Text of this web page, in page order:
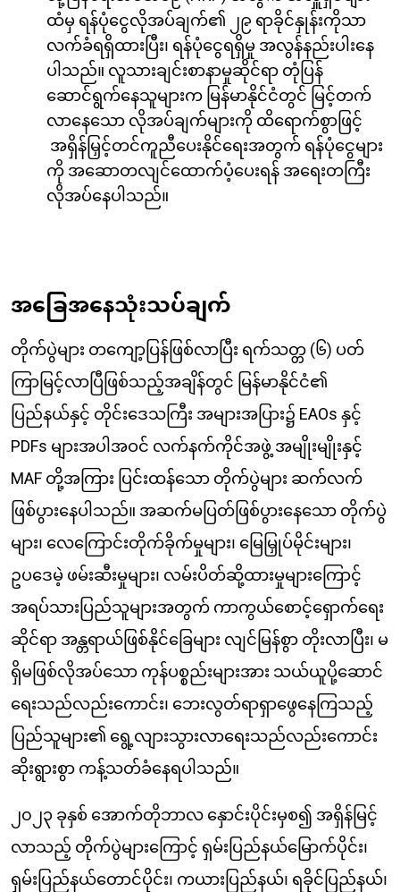
ထံမှ ရန်ပုံငွေလိုအပ်ချက်၏ ၂၉ ရာခိုင်နှုန်းကိုသာ
လက်ခံရရှိထားပြီး၊ ရန်ပုံငွေရရှိမှု အလွန်နည်းပါးနေ
ပါသည်။ လူသားချင်းစာနာမှုဆိုင်ရာ တုံပြန်
ဆောင်ရွက်နေသူများက မြန်မာနိုင်ငံတွင် မြင့်တက်
လာနေသော လိုအပ်ချက်များကို ထိရောက်စွာဖြင့်
အရှိန်မြှင့်တင်ကူညီပေးနိုင်ရေးအတွက် ရန်ပုံငွေများ
ကို အဆောတလျင်ထောက်ပံ့ပေးရန် အရေးတကြီး
လိုအပ်နေပါသည်။
အခြေအနေသုံးသပ်ချက်
တိုက်ပွဲများ တကျော့ပြန်ဖြစ်လာပြီး ရက်သတ္တ (၆) ပတ်
ကြာမြင့်လာပြီဖြစ်သည့်အချိန်တွင် မြန်မာနိုင်ငံ၏
ပြည်နယ်နှင့် တိုင်းဒေသကြီး အများအပြား၌ EAOs နှင့်
PDFs များအပါအဝင် လက်နက်ကိုင်အဖွဲ့ အမျိုးမျိုးနှင့်
MAF တို့အကြား ပြင်းထန်သော တိုက်ပွဲများ ဆက်လက်
ဖြစ်ပွားနေပါသည်။ အဆက်မပြတ်ဖြစ်ပွားနေသော တိုက်ပွဲ
များ၊ လေကြောင်းတိုက်ခိုက်မှုများ၊ မြေမြှုပ်မိုင်းများ၊
ဥပဒေမဲ့ ဖမ်းဆီးမှုများ၊ လမ်းပိတ်ဆို့ထားမှုများကြောင့်
အရပ်သားပြည်သူများအတွက် ကာကွယ်စောင့်ရှောက်ရေး
ဆိုင်ရာ အန္တရာယ်ဖြစ်နိုင်ခြေများ လျင်မြန်စွာ တိုးလာပြီး၊ မ
ရှိမဖြစ်လိုအပ်သော ကုန်ပစ္စည်းများအား သယ်ယူပို့ဆောင်
ရေးသည်လည်းကောင်း၊ ဘေးလွတ်ရာရှာဖွေနေကြသည့်
ပြည်သူများ၏ ရွေ့လျားသွားလာရေးသည်လည်းကောင်း
ဆိုးရွားစွာ ကန့်သတ်ခံနေရပါသည်။
၂၀၂၃ ခုနှစ် အောက်တိုဘာလ နှောင်းပိုင်းမှစ၍ အရှိန်မြင့်
လာသည့် တိုက်ပွဲများကြောင့် ရှမ်းပြည်နယ်မြောက်ပိုင်း၊
ရှမ်းပြည်နယ်တောင်ပိုင်း၊ ကယားပြည်နယ်၊ ရခိုင်ပြည်နယ်၊